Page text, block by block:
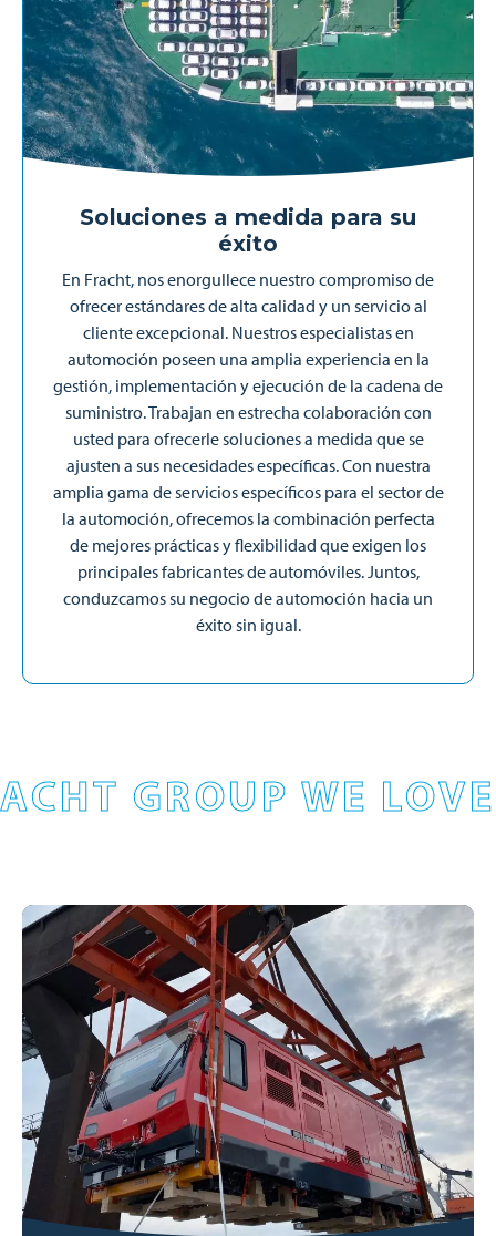
Soluciones a medida para su
éxito
En Fracht, nos enorgullece nuestro compromiso de
ofrecer estándares de alta calidad y un servicio al
cliente excepcional. Nuestros especialistas en
automoción poseen una amplia experiencia en la
gestión, implementación y ejecución de la cadena de
suministro. Trabajan en estrecha colaboración con
usted para ofrecerle soluciones a medida que se
ajusten a sus necesidades específicas. Con nuestra
amplia gama de servicios específicos para el sector de
la automoción, ofrecemos la combinación perfecta
de mejores prácticas y flexibilidad que exigen los
principales fabricantes de automóviles. Juntos,
conduzcamos su negocio de automoción hacia un
éxito sin igual.
GROUP WE